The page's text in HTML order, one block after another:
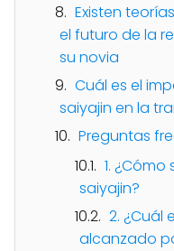
Existen
el futuro de la
su novia
Cuál es el
saiyajin en la
Preguntas
1.
saiyajin?
2. ¿Cuál
alcanzado